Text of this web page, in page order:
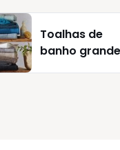
Toalhas de
banho